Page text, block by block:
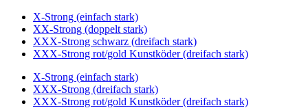
X-Strong (einfach stark)
XX-Strong (doppelt stark)
XXX-Strong schwarz (dreifach stark)
XXX-Strong rot/gold Kunstköder (dreifach stark)
X-Strong (einfach stark)
XXX-Strong (dreifach stark)
XXX-Strong rot/gold Kunstköder (dreifach stark)